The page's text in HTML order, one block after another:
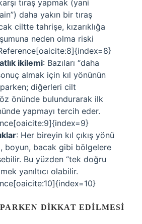
tıraş yapmak (yani
daha yakın bir tıraş
ciltte tahrişe, kızarıklığa
neden olma riski
ikilemi: Bazıları “daha
almak için kıl yönünün
diğerleri cilt
önünde bulundurarak ilk
yapmayı tercih eder.
: Her bireyin kıl çıkış yönü
boyun, bacak gibi bölgelere
Bu yüzden “tek doğru
yanıltıcı olabilir.
DIKKAT EDILMESI